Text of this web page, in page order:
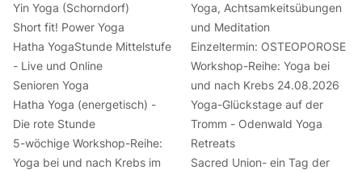
Yin Yoga (Schorndorf)
Short fit! Power Yoga
Hatha YogaStunde Mittelstufe
- Live und Online
Senioren Yoga
Hatha Yoga (energetisch) -
Die rote Stunde
5-wöchige Workshop-Reihe:
Yoga bei und nach Krebs im
Yoga, Achtsamkeitsübungen
und Meditation
Einzeltermin: OSTEOPOROSE
Workshop-Reihe: Yoga bei
und nach Krebs 24.08.2026
Yoga-Glückstage auf der
Tromm - Odenwald Yoga
Retreats
Sacred Union- ein Tag der